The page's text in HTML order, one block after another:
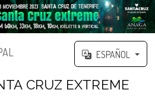
ESPAÑOL
CRUZ EXTREME